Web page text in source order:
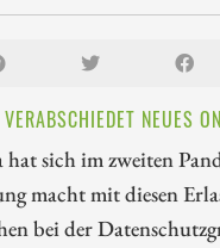
NEUES
sich im zweiten
macht mit diesen
bei der